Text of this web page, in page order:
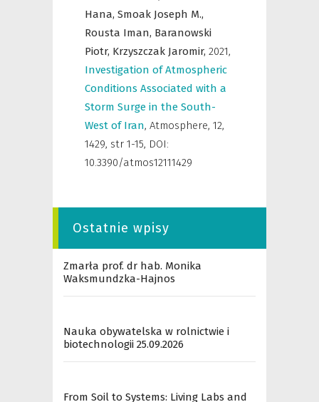
Hana, Smoak Joseph M.,
Rousta Iman, Baranowski
Piotr, Krzyszczak Jaromir, 2021,
Investigation of Atmospheric
Conditions Associated with a
Storm Surge in the South-
West of Iran, Atmosphere, 12,
1429, str 1-15, DOI:
10.3390/atmos12111429
Ostatnie wpisy
Zmarła prof. dr hab. Monika
Waksmundzka-Hajnos
Nauka obywatelska w rolnictwie i
biotechnologii 25.09.2026
From Soil to Systems: Living Labs and